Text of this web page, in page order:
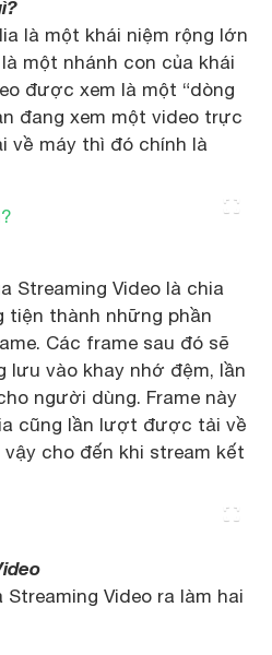
là một khái niệm rộng lớn
một nhánh con của khái
được xem là một “dòng
đang xem một video trực
về máy thì đó chính là
Streaming Video là chia
tiện thành những phần
Các frame sau đó sẽ
vào khay nhớ đệm, lần
người dùng. Frame này
cũng lần lượt được tải về
cho đến khi stream kết
Video ra làm hai